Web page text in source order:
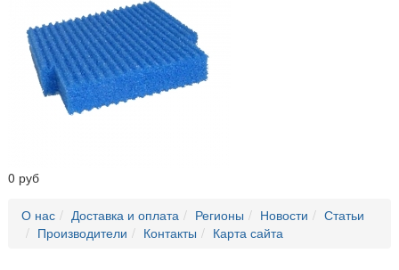
0 руб
О нас Доставка и оплата Регионы Новости
Статьи
Производители
Контакты Карта сайта